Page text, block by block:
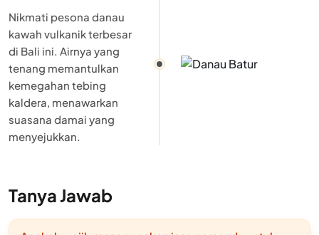
Nikmati pesona danau
kawah vulkanik terbesar
di Bali ini. Airnya yang
tenang memantulkan
kemegahan tebing
kaldera, menawarkan
suasana damai yang
menyejukkan.
Tanya Jawab